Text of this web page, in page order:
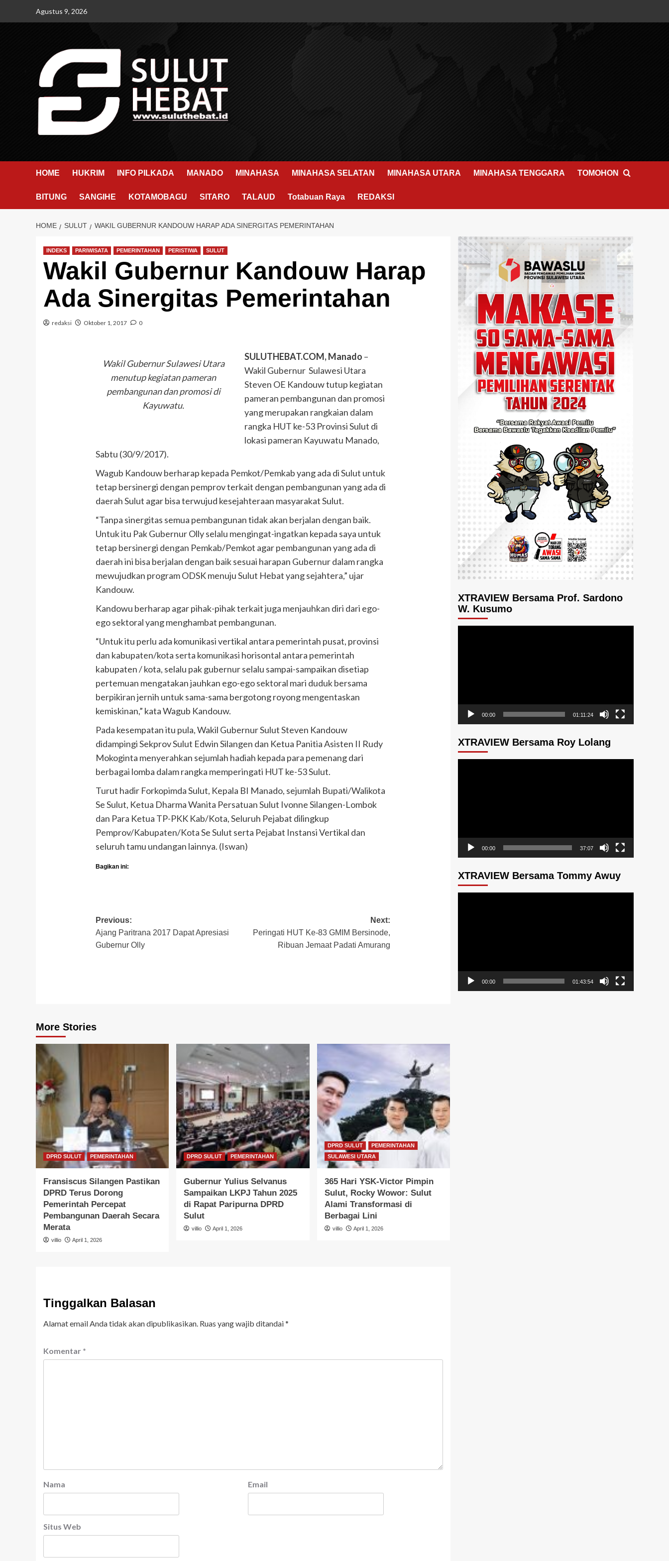
Agustus 9, 2026
HOME HUKRIM INFO PILKADA MANADO MINAHASA MINAHASA SELATAN MINAHASA UTARA MINAHASA TENGGARA TOMOHON
BITUNG SANGIHE KOTAMOBAGU SITARO TALAUD Totabuan Raya REDAKSI
HOME SULUT WAKIL GUBERNUR KANDOUW HARAP ADA SINERGITAS PEMERINTAHAN
INDEKS PARIWISATA PEMERINTAHAN PERISTIWA SULUT
Wakil Gubernur Kandouw Harap
Ada Sinergitas Pemerintahan
redaksi Oktober 1, 2017 0
Wakil Gubernur Sulawesi Utara
menutup kegiatan pameran
pembangunan dan promosi di
Kayuwatu.
SULUTHEBAT.COM, Manado –
Wakil Gubernur Sulawesi Utara
Steven OE Kandouw tutup kegiatan
pameran pembangunan dan promosi
yang merupakan rangkaian dalam
rangka HUT ke-53 Provinsi Sulut di
lokasi pameran Kayuwatu Manado,
Sabtu (30/9/2017).
Wagub Kandouw berharap kepada Pemkot/Pemkab yang ada di Sulut untuk
tetap bersinergi dengan pemprov terkait dengan pembangunan yang ada di
daerah Sulut agar bisa terwujud kesejahteraan masyarakat Sulut.
“Tanpa sinergitas semua pembangunan tidak akan berjalan dengan baik.
Untuk itu Pak Gubernur Olly selalu mengingat-ingatkan kepada saya untuk
tetap bersinergi dengan Pemkab/Pemkot agar pembangunan yang ada di
daerah ini bisa berjalan dengan baik sesuai harapan Gubernur dalam rangka
mewujudkan program ODSK menuju Sulut Hebat yang sejahtera,” ujar
Kandouw.
Kandowu berharap agar pihak-pihak terkait juga menjauhkan diri dari ego-
ego sektoral yang menghambat pembangunan.
“Untuk itu perlu ada komunikasi vertikal antara pemerintah pusat, provinsi
dan kabupaten/kota serta komunikasi horisontal antara pemerintah
kabupaten / kota, selalu pak gubernur selalu sampai-sampaikan disetiap
pertemuan mengatakan jauhkan ego-ego sektoral mari duduk bersama
berpikiran jernih untuk sama-sama bergotong royong mengentaskan
kemiskinan,” kata Wagub Kandouw.
Pada kesempatan itu pula, Wakil Gubernur Sulut Steven Kandouw
didampingi Sekprov Sulut Edwin Silangen dan Ketua Panitia Asisten II Rudy
Mokoginta menyerahkan sejumlah hadiah kepada para pemenang dari
berbagai lomba dalam rangka memperingati HUT ke-53 Sulut.
Turut hadir Forkopimda Sulut, Kepala BI Manado, sejumlah Bupati/Walikota
Se Sulut, Ketua Dharma Wanita Persatuan Sulut Ivonne Silangen-Lombok
dan Para Ketua TP-PKK Kab/Kota, Seluruh Pejabat dilingkup
Pemprov/Kabupaten/Kota Se Sulut serta Pejabat Instansi Vertikal dan
seluruh tamu undangan lainnya. (Iswan)
Bagikan ini:
Post
navigation
Previous:
Ajang Paritrana 2017 Dapat Apresiasi
Gubernur Olly
Next:
Peringati HUT Ke-83 GMIM Bersinode,
Ribuan Jemaat Padati Amurang
More Stories
DPRD SULUT PEMERINTAHAN
Fransiscus Silangen Pastikan
DPRD Terus Dorong
Pemerintah Percepat
Pembangunan Daerah Secara
Merata
villio April 1, 2026
DPRD SULUT PEMERINTAHAN
Gubernur Yulius Selvanus
Sampaikan LKPJ Tahun 2025
di Rapat Paripurna DPRD
Sulut
villio April 1, 2026
DPRD SULUT
PEMERINTAHAN
SULAWESI UTARA
365 Hari YSK-Victor Pimpin
Sulut, Rocky Wowor: Sulut
Alami Transformasi di
Berbagai Lini
villio April 1, 2026
Tinggalkan Balasan
Alamat email Anda tidak akan dipublikasikan. Ruas yang wajib ditandai*
Komentar *
Nama Email
Situs Web
XTRAVIEW Bersama Prof. Sardono
W. Kusumo
00:00 01:11:24
XTRAVIEW Bersama Roy Lolang
00:00 37:07
XTRAVIEW Bersama Tommy Awuy
00:00 01:43:54